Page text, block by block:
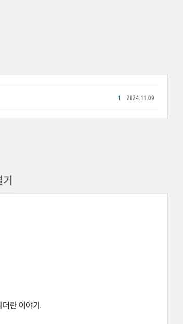
2024.11.09
1
란 이야기.